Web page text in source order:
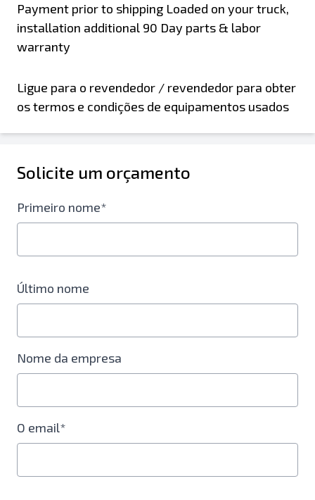
Payment prior to shipping Loaded on your truck,
installation additional 90 Day parts & labor
warranty
Ligue para o revendedor / revendedor para obter
os termos e condições de equipamentos usados
Solicite um orçamento
Primeiro nome*
Último nome
Nome da empresa
O email*